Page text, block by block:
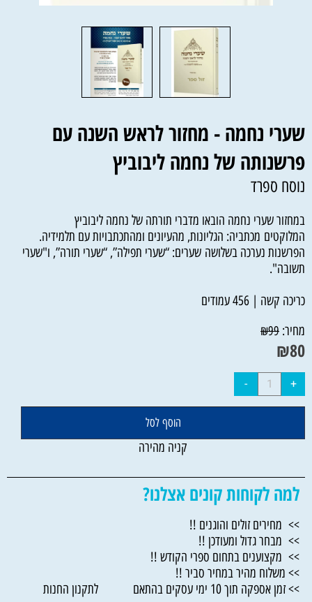
שערי נחמה - מחזור לראש השנה עם
פרשנותה של נחמה ליבוביץ
נוסח ספרד
במחזור שערי נחמה הובאו מדברי תורתה של נחמה ליבוביץ
המלוקטים מכתביה: הגליונות, מהעיונים ומהתכתבויות עם תלמידיה.
הפרשנות נערכה בשלושה שערים: “שערי תפילה”, “שערי תורה”, ו"שערי
תשובה".
כריכה קשה | 456 עמודים
מחיר:
₪99
₪80
הוסף לסל
קניה מהירה
למה לקוחות קונים אצלנו?
>> מחירים זולים והוגנים !!
>> מבחר גדול ומעודכן !!
>> מקצוענים בתחום ספרי הקודש !!
>> משלוח מהיר במחיר סביר !!
>> זמן אספקה תוך 10 ימי עסקים בהתאם לתקנון החנות